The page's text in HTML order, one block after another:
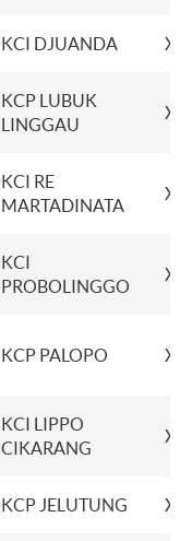
KCI DJUANDA
KCP LUBUK
LINGGAU
KCI RE
MARTADINATA
KCI
PROBOLINGGO
KCP PALOPO
KCI LIPPO
CIKARANG
KCP JELUTUNG